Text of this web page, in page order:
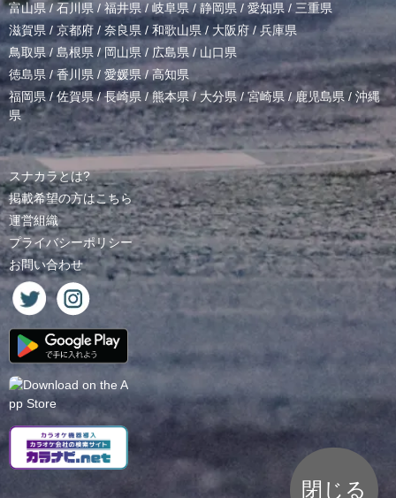
富山県 /石川県/福井県/岐阜県 / 静岡県 / 愛知県 / 三重県
滋賀県 / 京都府 / 奈良県 / 和歌山県/ 大阪府 /兵庫県
鳥取県/ 島根県 /岡山県/ 広島県 / 山口県
徳島県 /香川県 / 愛媛県/高知県
福岡県/佐賀県/長崎県 /熊本県/ 大分県/宮崎県 /鹿児島県 / 沖縄
県
スナカラとは?
掲載希望の方はこちら
運営組織
プライバシーポリシー
お問い合わせ
閉じる